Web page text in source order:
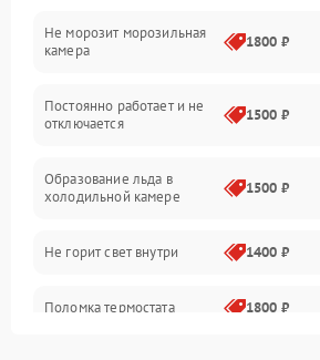
Дренаж
Не морозит морозильная
камера
1800 ₽
Постоянно работает и не
отключается
1500 ₽
Образование льда в
холодильной камере
1500 ₽
Не горит свет внутри 1400 ₽
Поломка термостата 1800 ₽